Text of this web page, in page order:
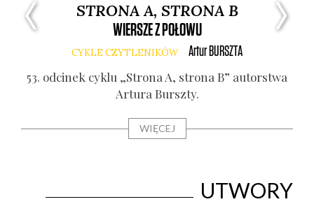
STRONA A, STRONA B
WIERSZE Z POŁOWU
CYKLE CZYTLENIKÓW ArturBURSZTA
53. odci­nek cyklu „Stro­na A, stro­na B” autor­stwa
Artu­ra Bursz­ty.
WIĘCEJ
UTWORY